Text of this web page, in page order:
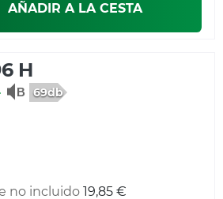
AÑADIR A LA CESTA
H
69db
no incluido 19,85 €